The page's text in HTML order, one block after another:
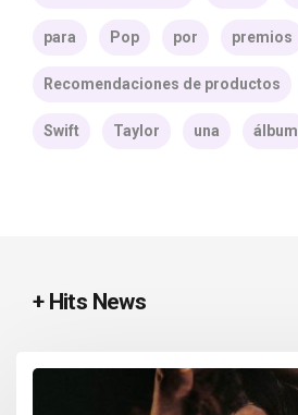
para Pop por premios
Recomendaciones de productos
Swift Taylor una álbum
+ Hits News